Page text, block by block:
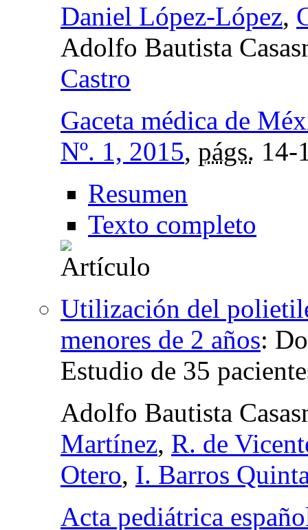
Daniel López-López,
Adolfo Bautista
Castro
Gaceta médica de
Nº. 1, 2015, págs. 14-
Resumen
Texto completo
Utilización del
menores de 2 años:
Estudio de 35
Adolfo Bautista
Martínez, R. de
Otero, I. Barros
Acta pediátrica